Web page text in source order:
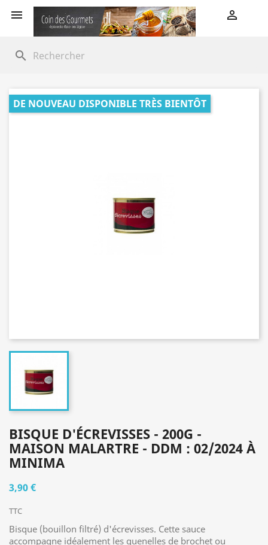
 
search
DE NOUVEAU DISPONIBLE TRÈS BIENTÔT
BISQUE D'ÉCREVISSES - 200G -
MAISON MALARTRE - DDM : 02/2024 À
MINIMA
3,90 €
TTC
Bisque (bouillon filtré) d'écrevisses. Cette sauce
accompagne idéalement les quenelles de brochet ou